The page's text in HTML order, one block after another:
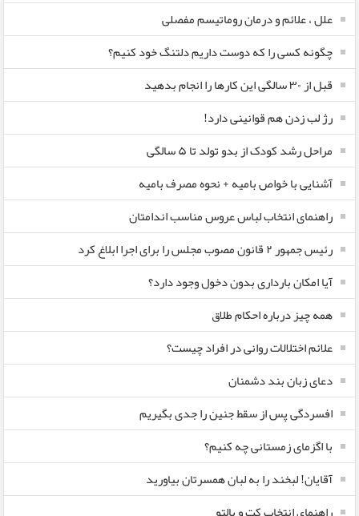
علل ، علائم و درمان روماتیسم مفصلی
چگونه کسی را که دوست داریم دلتنگ خود کنیم؟
قبل از ۳۰ سالگی این کارها را انجام بدهید
رژ لب زدن هم قوانینی دارد!
مراحل رشد کودک از بدو تولد تا ۵ سالگی
آشنایی با خواص بامیه + نحوه مصرف بامیه
راهنمای انتخاب لباس عروس مناسب اندامتان
رئیس جمهور ۲ قانون مصوب مجلس را برای اجرا ابلاغ کرد
آیا امکان بارداری بدون دخول وجود دارد؟
همه چیز درباره احکام طلاق
علائم اختلالات روانی در افراد چیست؟
دعای زبان بند دشمنان
افسردگی پس از سقط جنین را جدی بگیریم
با اگزمای زمستانی چه کنیم؟
آقایان! لبخند را به لبان همسرتان بیاورید